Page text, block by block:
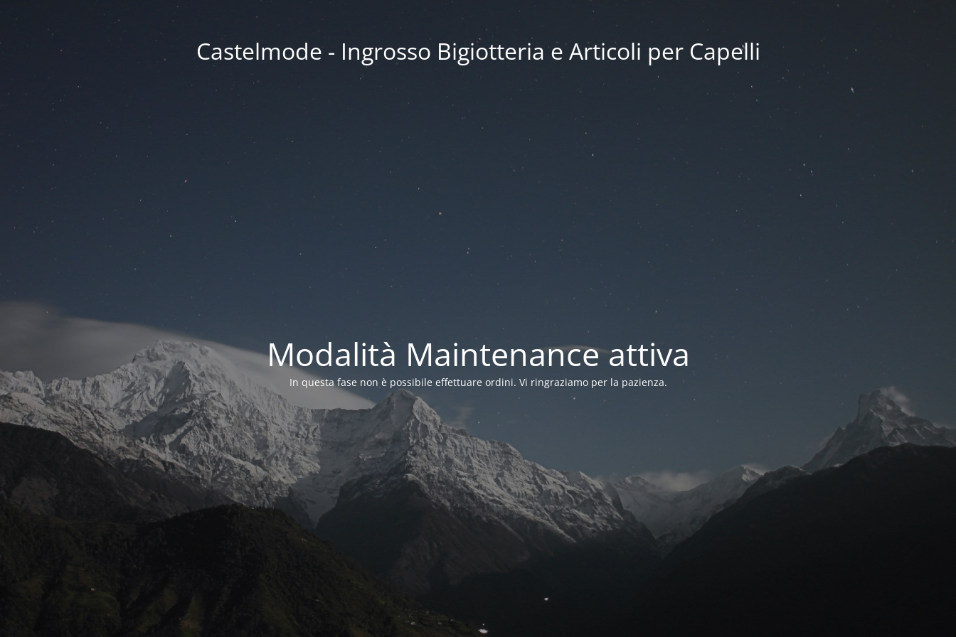
Castelmode - Ingrosso Bigiotteria e Articoli per Capelli
Modalità Maintenance attiva
In questa fase non è possibile effettuare ordini. Vi ringraziamo per la pazienza.